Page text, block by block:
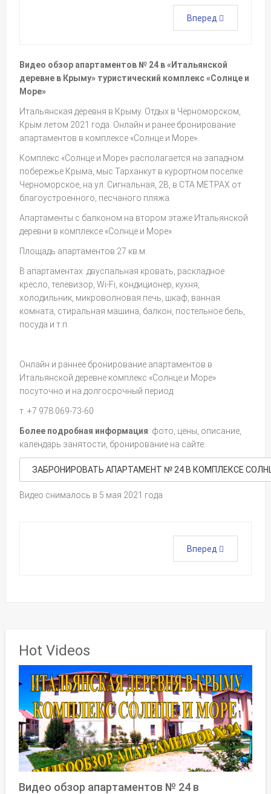
Вперед
Видео обзор апартаментов № 24 в «Итальянской
деревне в Крыму» туристический комплекс «Солнце и
Море»
Итальянская деревня в Крыму. Отдых в Черноморском,
Крым летом 2021 года. Онлайн и ранее бронирование
апартаментов в комплексе «Солнце и Море».
Комплекс «Солнце и Море» располагается на западном
побережье Крыма, мыс Тарханкут в курортном поселке
Черноморское, на ул. Сигнальная, 2В, в СТА МЕТРАХ от
благоустроенного, песчаного пляжа.
Апартаменты с балконом на втором этаже Итальянской
деревни в комплексе «Солнце и Море».
Площадь апартаментов 27 кв.м.
В апартаментах: двуспальная кровать, раскладное
кресло, телевизор, Wi-Fi, кондиционер, кухня,
холодильник, микроволновая печь, шкаф, ванная
комната, стиральная машина, балкон, постельное бель,
посуда и т.п.
Онлайн и раннее бронирование апартаментов в
Итальянской деревне комплекс «Солнце и Море»
посуточно и на долгосрочный период.
т. +7 978 069-73-60
Более подробная информация: фото, цены, описание,
календарь занятости, бронирование на сайте:
ЗАБРОНИРОВАТЬ АПАРТАМЕНТ № 24 В КОМПЛЕКСЕ
Видео снималось в 5 мая 2021 года
Вперед
Hot Videos
Видео обзор апартаментов № 24 в